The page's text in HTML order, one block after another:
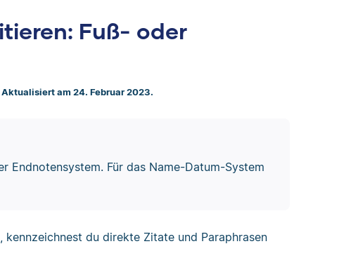
Fuß- oder
Aktualisiert am 24. Februar 2023.
Endnotensystem. Für das Name-Datum-System
du direkte Zitate und Paraphrasen